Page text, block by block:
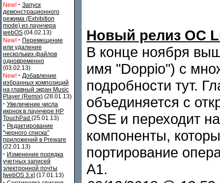
New! · Запуск
демонстрационного
режима (Exhibition
mode) из лаунчера
webOS (04.02.13)
New! · Перемещение
или удаление
нескольких файлов
одновременно
(03.02.13)
New! · Добавление
избранных композиций
на главный экран Music
Player (Remix) (28.01.13)
· Увеличение числа
иконок в лаунчере HP
TouchPad (25.01.13)
· Редактирование
"черного списка"
приложений в Preware
(22.01.13)
· Изменение порядка
учетных записей
электронной почты
[webOS 3.x] (17.01.13)
Новый релиз ОС
В конце ноября
имя "Doppio") с
подробности тут.
объединяется с
OSE и переходит
компоненты,
портирование
A1.